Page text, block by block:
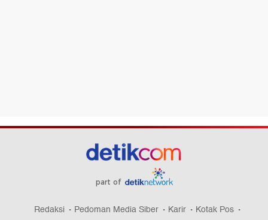
part of
Redaksi Pedoman Media Siber Karir
Kotak Pos